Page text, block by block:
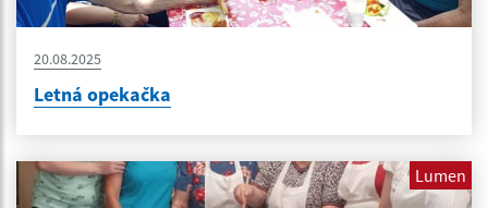
20.08.2025
Letná opekačka
Lumen